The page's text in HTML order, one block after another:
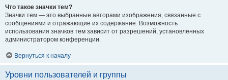
Что такое значки тем?
Значки тем — это выбранные авторами изображения, связанные с
сообщениями и отражающие их содержание. Возможность
использования значков тем зависит от разрешений, установленных
администратором конференции.
Вернуться к началу
Уровни пользователей и группы